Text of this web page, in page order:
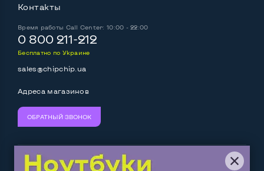
Контакты
Время работы Call Center: 10:00 - 22:00
0 800 211-212
Бесплатно по Украине
sales@chipchip.ua
Адреса магазинов
ОБРАТНЫЙ ЗВОНОК
Мы принимаем: Следите за нами: